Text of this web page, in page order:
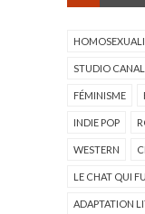
STUDIO CANAL
FÉMINISME
INDIE POP
WESTERN
LE CHAT QUI
ADAPTATION